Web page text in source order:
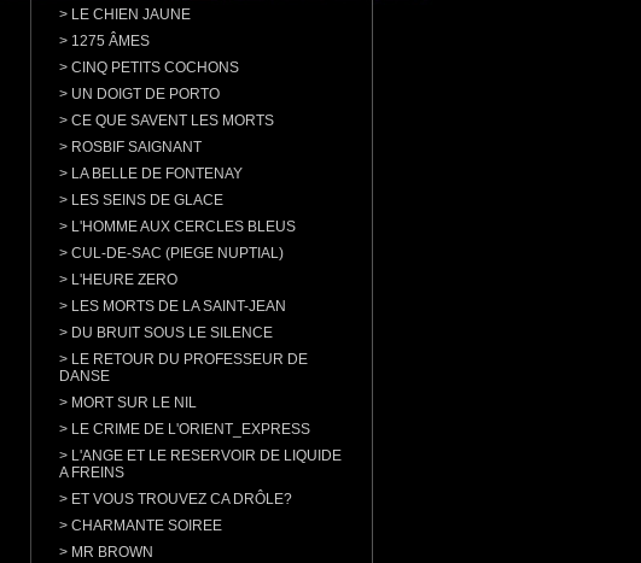
> LE CHIEN JAUNE
> 1275 ÂMES
> CINQ PETITS COCHONS
> UN DOIGT DE PORTO
> CE QUE SAVENT LES MORTS
> ROSBIF SAIGNANT
> LA BELLE DE FONTENAY
> LES SEINS DE GLACE
> L'HOMME AUX CERCLES BLEUS
> CUL-DE-SAC (PIEGE NUPTIAL)
> L'HEURE ZERO
> LES MORTS DE LA SAINT-JEAN
> DU BRUIT SOUS LE SILENCE
> LE RETOUR DU PROFESSEUR DE
DANSE
> MORT SUR LE NIL
> LE CRIME DE L'ORIENT_EXPRESS
> L'ANGE ET LE RESERVOIR DE LIQUIDE
A FREINS
> ET VOUS TROUVEZ CA DRÔLE?
> CHARMANTE SOIREE
> MR BROWN